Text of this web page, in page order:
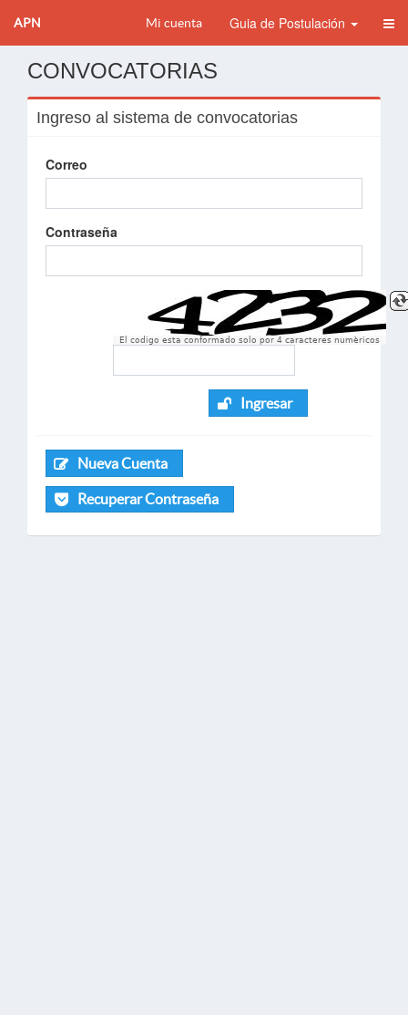
APN Mi cuenta Guia de Postulación
CONVOCATORIAS
Ingreso al sistema de convocatorias
Correo
Contraseña
El codigo esta conformado solo por 4 caracteres numèricos
Ingresar
Nueva Cuenta
Recuperar Contraseña